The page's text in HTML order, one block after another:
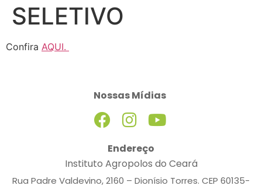
SELETIVO
Confira AQUI.
Endereço
Instituto Agropolos do Ceará
Rua Padre Valdevino, 2160 – Dionísio Torres. CEP 60135-
Nossas Mídias